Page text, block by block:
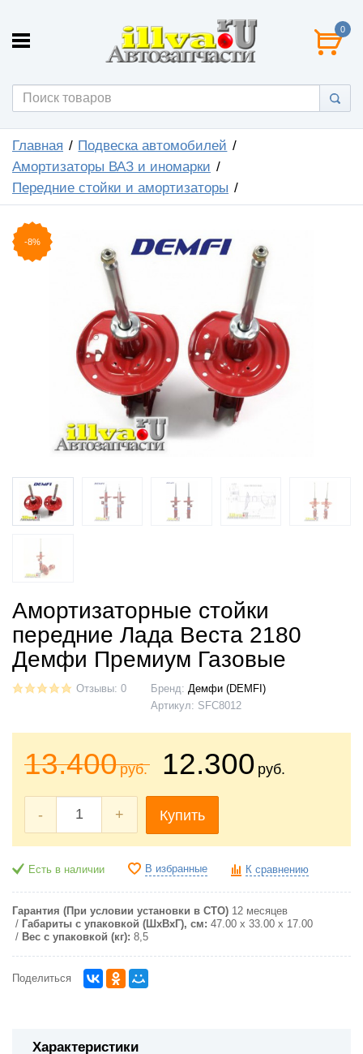
0
Главная
Подвеска автомобилей
Амортизаторы ВАЗ и иномарки
Передние стойки и амортизаторы
-8%
Амортизаторные стойки
передние Лада Веста 2180
Демфи Премиум Газовые
Отзывы: 0 Бренд: Демфи (DEMFI)
Артикул: SFC8012
13.400руб. 12.300 руб.
- + Купить
Есть в наличии В избранные К сравнению
Гарантия (При условии установки в СТО) 12 месяцев
Габариты с упаковкой (ШxВxГ), см: 47.00 x 33.00 x 17.00
Вес с упаковкой (кг): 8,5
Поделиться
Характеристики